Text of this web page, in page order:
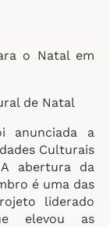
o Natal em
de Natal
a
Culturais
A abertura da
é uma das
liderado
elevou as